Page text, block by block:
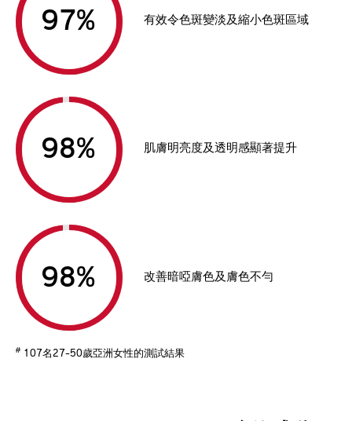
% 有效令色斑變淡及縮小色斑區域
% 肌膚明亮度及透明感顯著提升
% 改善暗啞膚色及膚色不勻
# 107名27-50歲亞洲女性的測試結果